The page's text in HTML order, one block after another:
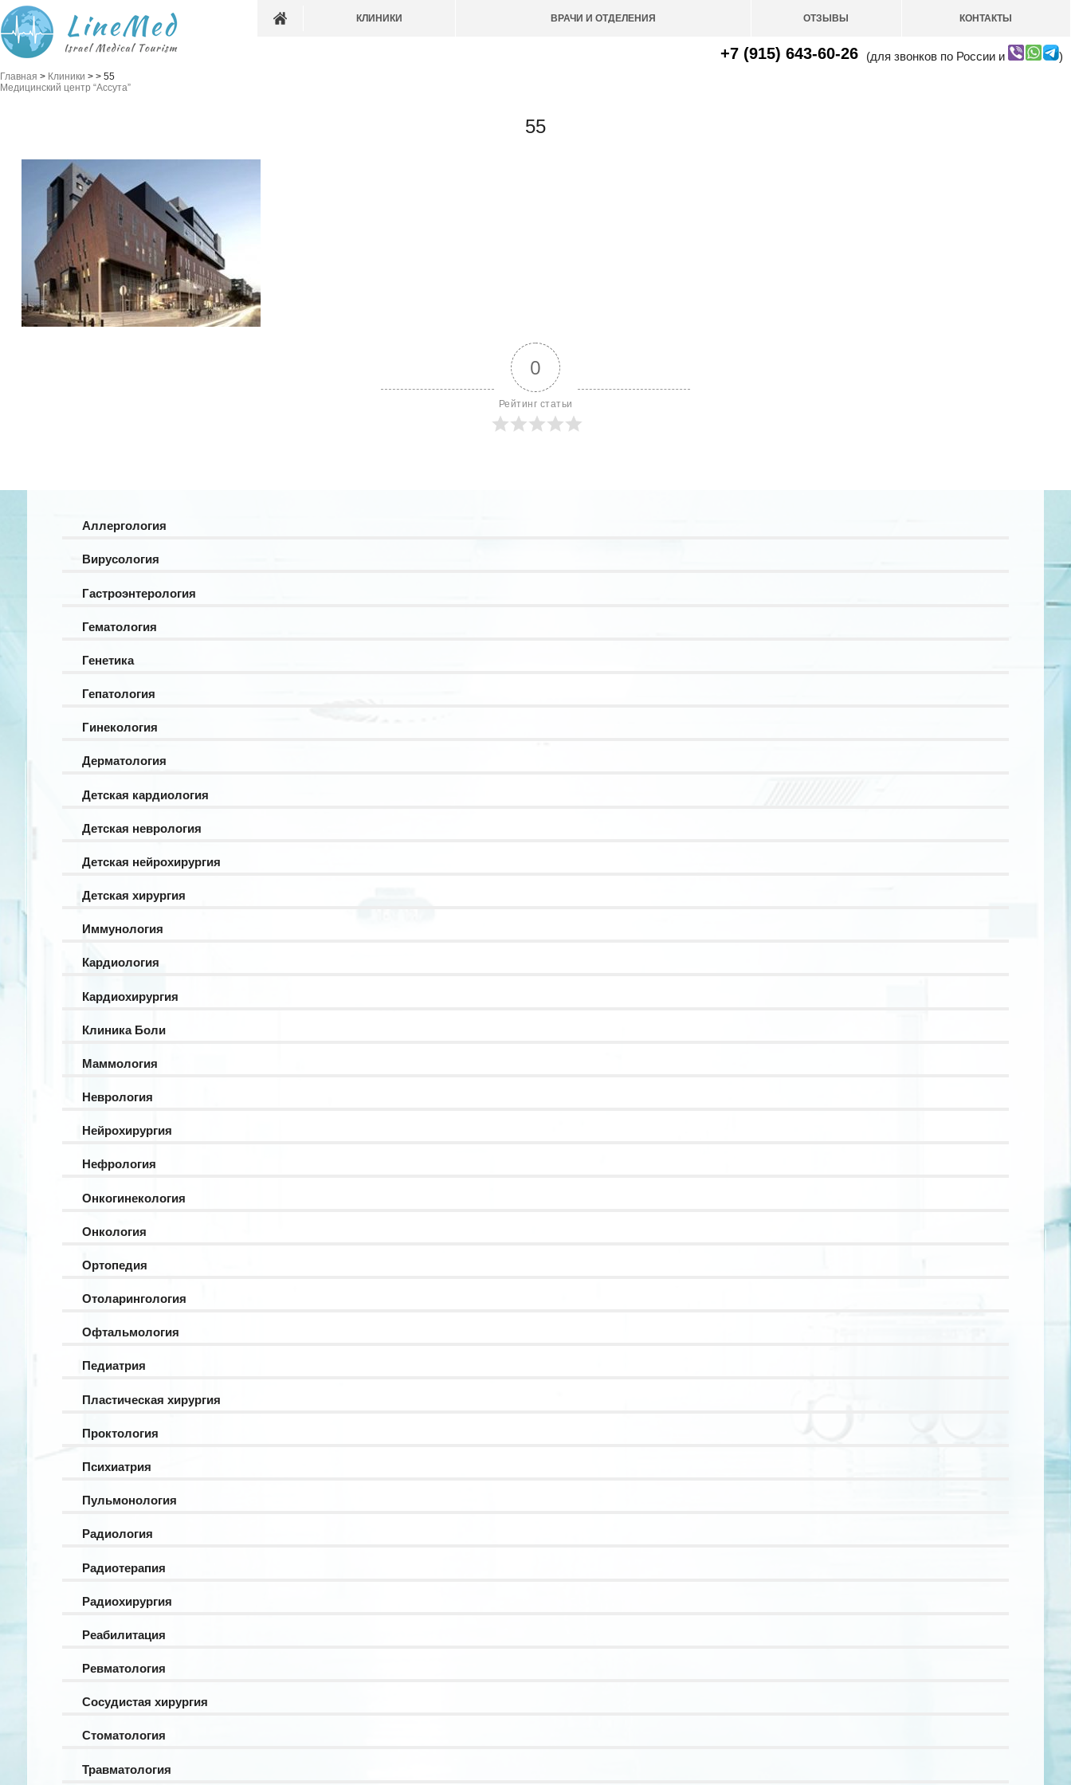
КЛИНИКИ ВРАЧИ И ОТДЕЛЕНИЯ ОТЗЫВЫ КОНТАКТЫ
+7 (915) 643-60-26 (для звонков по России и )
Главная > Клиники >
Медицинский центр “Ассута”
> 55
55
0
Рейтинг статьи
Аллергология
Вирусология
Гастроэнтерология
Гематология
Генетика
Гепатология
Гинекология
Дерматология
Детская кардиология
Детская неврология
Детская нейрохирургия
Детская хирургия
Иммунология
Кардиология
Кардиохирургия
Клиника Боли
Маммология
Неврология
Нейрохирургия
Нефрология
Онкогинекология
Онкология
Ортопедия
Отоларингология
Офтальмология
Педиатрия
Пластическая хирургия
Проктология
Психиатрия
Пульмонология
Радиология
Радиотерапия
Радиохирургия
Реабилитация
Ревматология
Сосудистая хирургия
Стоматология
Травматология